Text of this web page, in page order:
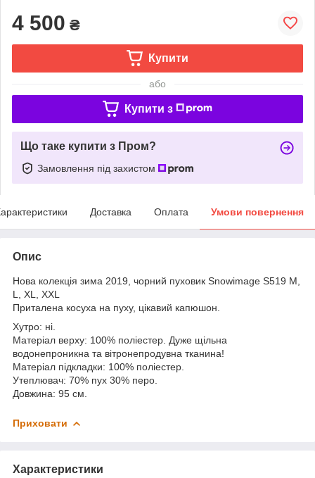
4 500 ₴
Купити
або
Купити з
Що таке купити з Пром?
Замовлення під захистом
Доставка Оплата Умови повернення
Опис
Нова колекція зима 2019, чорний пуховик Snowimage S519 M,
L, XL, XXL
Приталена косуха на пуху, цікавий капюшон.
Хутро: ні.
Матеріал верху: 100% поліестер. Дуже щільна
водонепроникна та вітронепродувна тканина!
Матеріал підкладки: 100% поліестер.
Утеплювач: 70% пух 30% перо.
Довжина: 95 см.
Приховати
Характеристики